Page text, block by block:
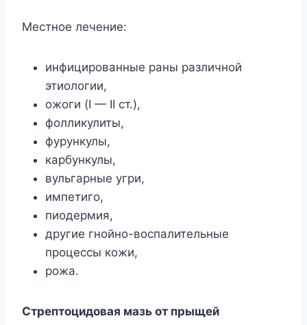
Местное лечение:
инфицированные раны различной
этиологии,
ожоги (I — II ст.),
фолликулиты,
фурункулы,
карбункулы,
вульгарные угри,
импетиго,
пиодермия,
другие гнойно-воспалительные
процессы кожи,
рожа.
Стрептоцидовая мазь от прыщей